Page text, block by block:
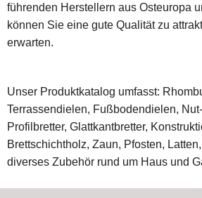
führenden Herstellern aus Osteuropa
können Sie eine gute Qualität zu
erwarten.
Unser Produktkatalog umfasst:
Terrassendielen, Fußbodendielen,
Profilbretter, Glattkantbretter,
Brettschichtholz, Zaun, Pfosten,
diverses Zubehör rund um Haus und